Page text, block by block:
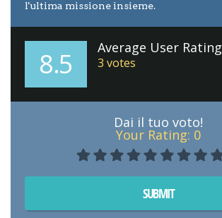
l'ultima missione insieme.
8.5 Average User Rating
3 votes
Dai il tuo voto!
Your Rating: 0
SUBMIT